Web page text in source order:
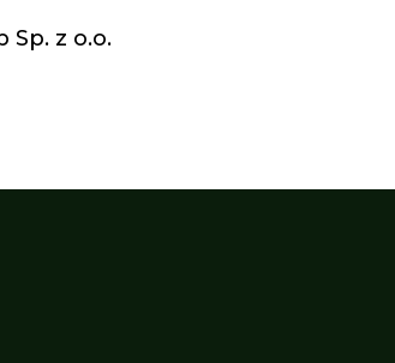
Sp. z o.o.